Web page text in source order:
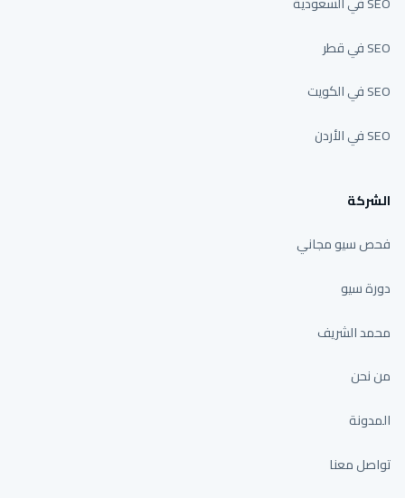
SEO في قطر
SEO في الكويت
SEO في الأردن
الشركة
فحص سيو مجاني
دورة سيو
محمد الشريف
من نحن
المدونة
تواصل معنا